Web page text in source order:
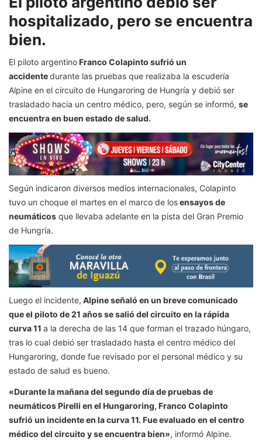
hospitalizado, pero se encuentra
bien.
El piloto argentinoFranco Colapinto sufrió un
accidentedurante las pruebas que realizaba la escudería
Alpine en el circuito de Hungaroring de Hungría y debió ser
trasladado hacia un centro médico, pero, según se informó, se
encuentra en buen estado de salud.
Según indicaron diversos medios internacionales, Colapinto
tuvo un choque el martes en el marco de losensayos de
neumáticos que llevaba adelante en la pista del Gran Premio
de Hungría.
Luego el incidente, Alpine señaló en un breve comunicado
que el piloto de 21 años se salió del circuito en la rápida
curva 11 a la derecha de las 14 que forman el trazado húngaro,
tras lo cual debió ser trasladado hasta el centro médico del
Hungaroring, donde fue revisado por el personal médico y su
estado de salud es bueno.
«Durante la mañana del segundo día de pruebas de
neumáticos Pirelli en el Hungaroring, Franco Colapinto
sufrió un incidente en la curva 11. Fue evaluado en el centro
médico del circuito y se encuentra bien», informó Alpine.